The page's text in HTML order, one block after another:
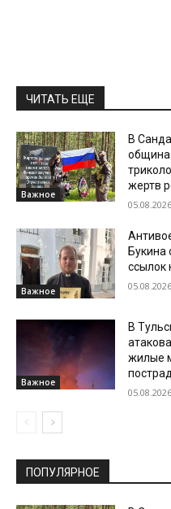
ЧИТАТЬ ЕЩЕ
Важное
В
жертв
05.08.2026
Важное
ссылок
05.08.2026
Важное
В
жилые
05.08.2026
ПОПУЛЯРНОЕ